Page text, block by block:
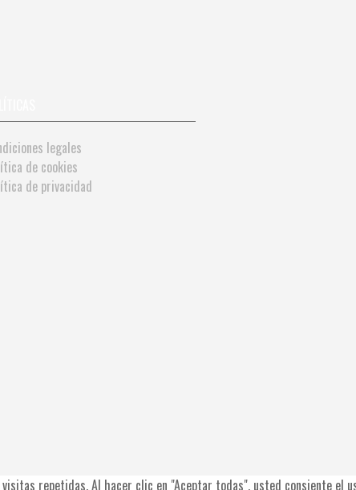
legales
de cookies
de privacidad
repetidas. Al hacer clic en "Aceptar todas", usted consiente el